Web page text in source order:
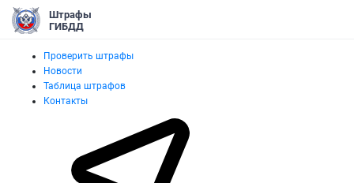
Штрафы
ГИБДД
Проверить штрафы
Новости
Таблица штрафов
Контакты